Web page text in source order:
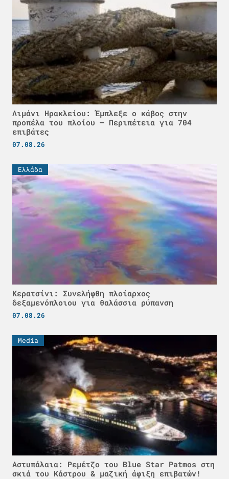
Λιμάνι Ηρακλείου: Έμπλεξε ο κάβος στην
προπέλα του πλοίου – Περιπέτεια για 704
επιβάτες
07.08.26
Ελλάδα
Κερατσίνι: Συνελήφθη πλοίαρχος
δεξαμενόπλοιου για θαλάσσια ρύπανση
07.08.26
Media
Αστυπάλαια: Ρεμέτζο του Blue Star Patmos στη
σκιά του Κάστρου & μαζική άφιξη επιβατών!